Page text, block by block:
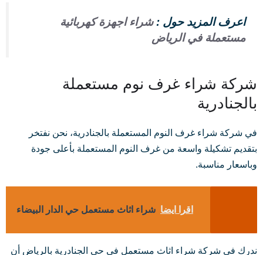
اعرف المزيد حول : شراء اجهزة كهربائية
مستعملة في الرياض
شركة شراء غرف نوم مستعملة
بالجنادرية
في شركة شراء غرف النوم المستعملة بالجنادرية، نحن نفتخر
بتقديم تشكيلة واسعة من غرف النوم المستعملة بأعلى جودة
وباسعار مناسبة.
اقرا ايضا شراء اثاث مستعمل حي الدار البيضاء
ندرك في شركة شراء اثاث مستعمل في حي الجنادرية بالرياض أن